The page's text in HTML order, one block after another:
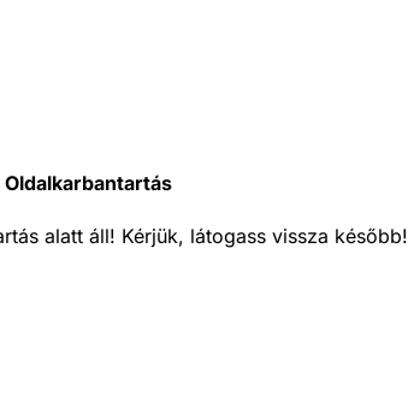
Oldalkarbantartás
alatt áll! Kérjük, látogass vissza később!